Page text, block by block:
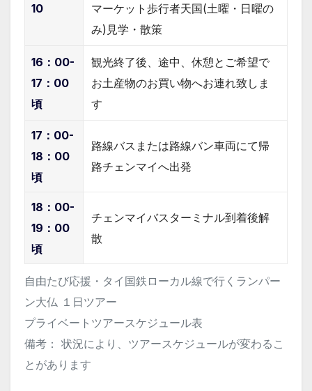
自由たび応援・タイ国鉄ローカル線で行くランパー
ン大仏 １日ツアー
プライベートツアースケジュール表
備考： 状況により、ツアースケジュールが変わるこ
とがあります
10
マーケット歩行者天国(土曜・日曜の
み)見学・散策
16：00-
17：00
頃
観光終了後、途中、休憩とご希望で
お土産物のお買い物へお連れ致しま
す
17：00-
18：00
頃
路線バスまたは路線バン車両にて帰
路チェンマイへ出発
18：00-
19：00
頃
チェンマイバスターミナル到着後解
散